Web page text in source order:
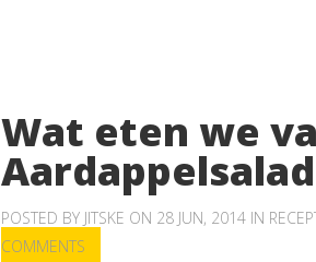
Wat eten we
POSTED BY JITSKE ON 28 JUN, 2014 IN
COMMENTS